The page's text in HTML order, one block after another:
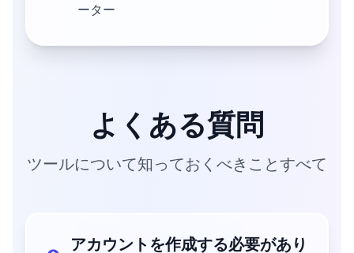
ーター
よくある質問
ツールについて知っておくべきことすべて
アカウントを作成する必要があり